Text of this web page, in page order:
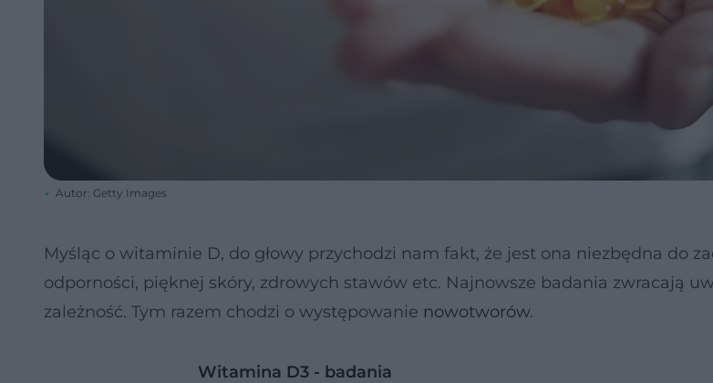
Autor: Getty Images
Myśląc o witaminie D, do głowy przychodzi nam fakt, że jest ona niezbędna do
odporności, pięknej skóry, zdrowych stawów etc. Najnowsze badania zwracają
zależność. Tym razem chodzi o występowanie nowotworów.
Witamina D3 - badania